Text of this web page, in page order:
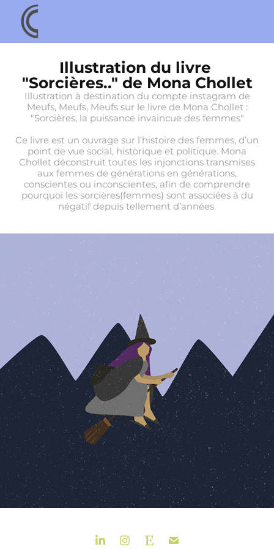
Illustration du livre
"Sorcières.." de Mona Chollet
Illustration à destination du compte instagram de
Meufs, Meufs, Meufs sur le livre de Mona Chollet :
"Sorcières, la puissance invaincue des femmes"
Ce livre est un ouvrage sur l’histoire des femmes, d’un
point de vue social, historique et politique. Mona
Chollet déconstruit toutes les injonctions transmises
aux femmes de générations en générations,
conscientes ou inconscientes, afin de comprendre
pourquoi les sorcières(femmes) sont associées à du
négatif depuis tellement d’années.